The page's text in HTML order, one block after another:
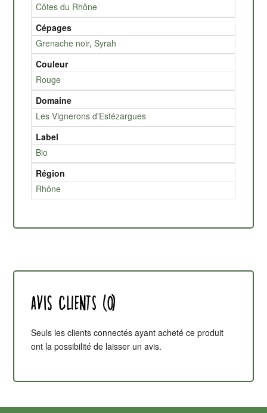
Côtes du Rhône
Cépages
Grenache noir,Syrah
Couleur
Rouge
Domaine
Les Vignerons d'Estézargues
Label
Bio
Région
Rhône
Avis clients (0)
Seuls les clients connectés ayant acheté ce produit
ont la possibilité de laisser un avis.